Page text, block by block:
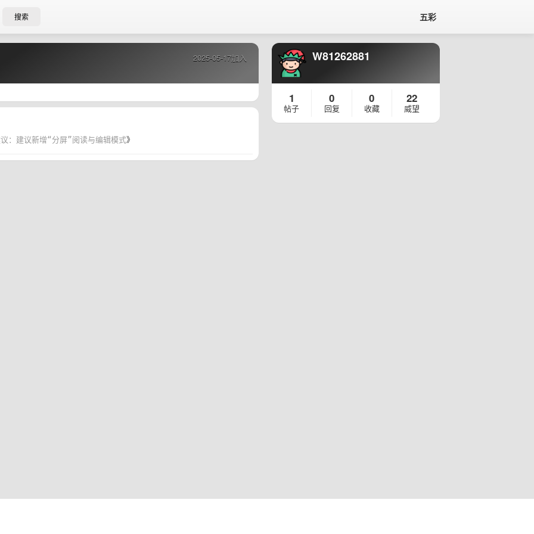
搜索 五彩
2025-05-17加入
：建议新增“分屏”阅读与编辑模式》
W81262881
1
帖子
0
回复
0
收藏
22
威望